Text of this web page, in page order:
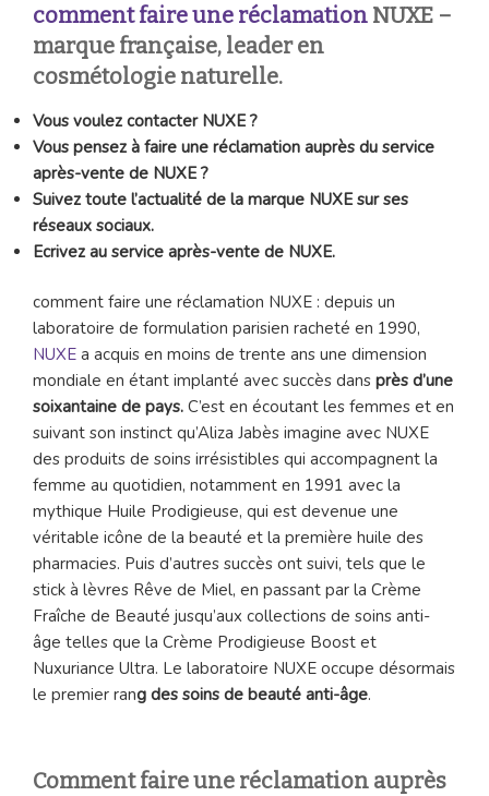
comment faire une réclamation NUXE –
marque française, leader en
cosmétologie naturelle.
Vous voulez contacter NUXE ?
Vous pensez à faire une réclamation auprès du service
après-vente de NUXE ?
Suivez toute l’actualité de la marque NUXE sur ses
réseaux sociaux.
Ecrivez au service après-vente de NUXE.
comment faire une réclamation NUXE : depuis un
laboratoire de formulation parisien racheté en 1990,
NUXE a acquis en moins de trente ans une dimension
mondiale en étant implanté avec succès dans près d’une
soixantaine de pays. C’est en écoutant les femmes et en
suivant son instinct qu’Aliza Jabès imagine avec NUXE
des produits de soins irrésistibles qui accompagnent la
femme au quotidien, notamment en 1991 avec la
mythique Huile Prodigieuse, qui est devenue une
véritable icône de la beauté et la première huile des
pharmacies. Puis d’autres succès ont suivi, tels que le
stick à lèvres Rêve de Miel, en passant par la Crème
Fraîche de Beauté jusqu’aux collections de soins anti-
âge telles que la Crème Prodigieuse Boost et
Nuxuriance Ultra. Le laboratoire NUXE occupe désormais
le premier rang des soins de beauté anti-âge.
Comment faire une réclamation auprès